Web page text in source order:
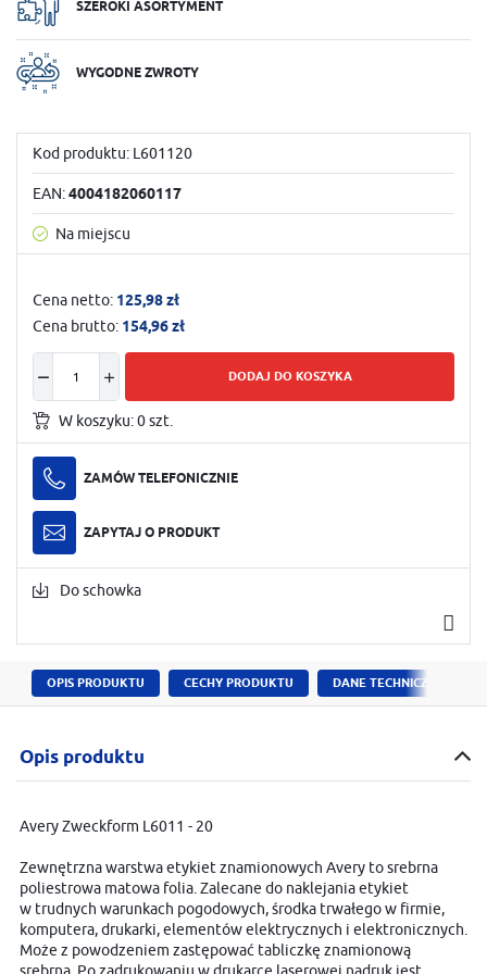
SZEROKI ASORTYMENT
WYGODNE ZWROTY
Kod produktu: L601120
EAN:4004182060117
Na miejscu
Cena netto: 125,98 zł
Cena brutto: 154,96 zł
DODAJ DO KOSZYKA
W koszyku:0szt.
ZAMÓW TELEFONICZNIE
ZAPYTAJ O PRODUKT
Do schowka
OPIS PRODUKTU CECHY PRODUKTU DANE TECHNICZNE
Opis produktu
Avery Zweckform L6011 - 20
Zewnętrzna warstwa etykiet znamionowych Avery to srebrna
poliestrowa matowa folia. Zalecane do naklejania etykiet
w trudnych warunkach pogodowych, środka trwałego w firmie,
komputera, drukarki, elementów elektrycznych i elektronicznych.
Może z powodzeniem zastępować tabliczkę znamionową
srebrną. Po zadrukowaniu w drukarce laserowej nadruk jest